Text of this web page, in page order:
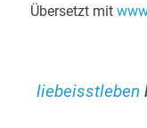
Übersetzt mit
liebeisstleben